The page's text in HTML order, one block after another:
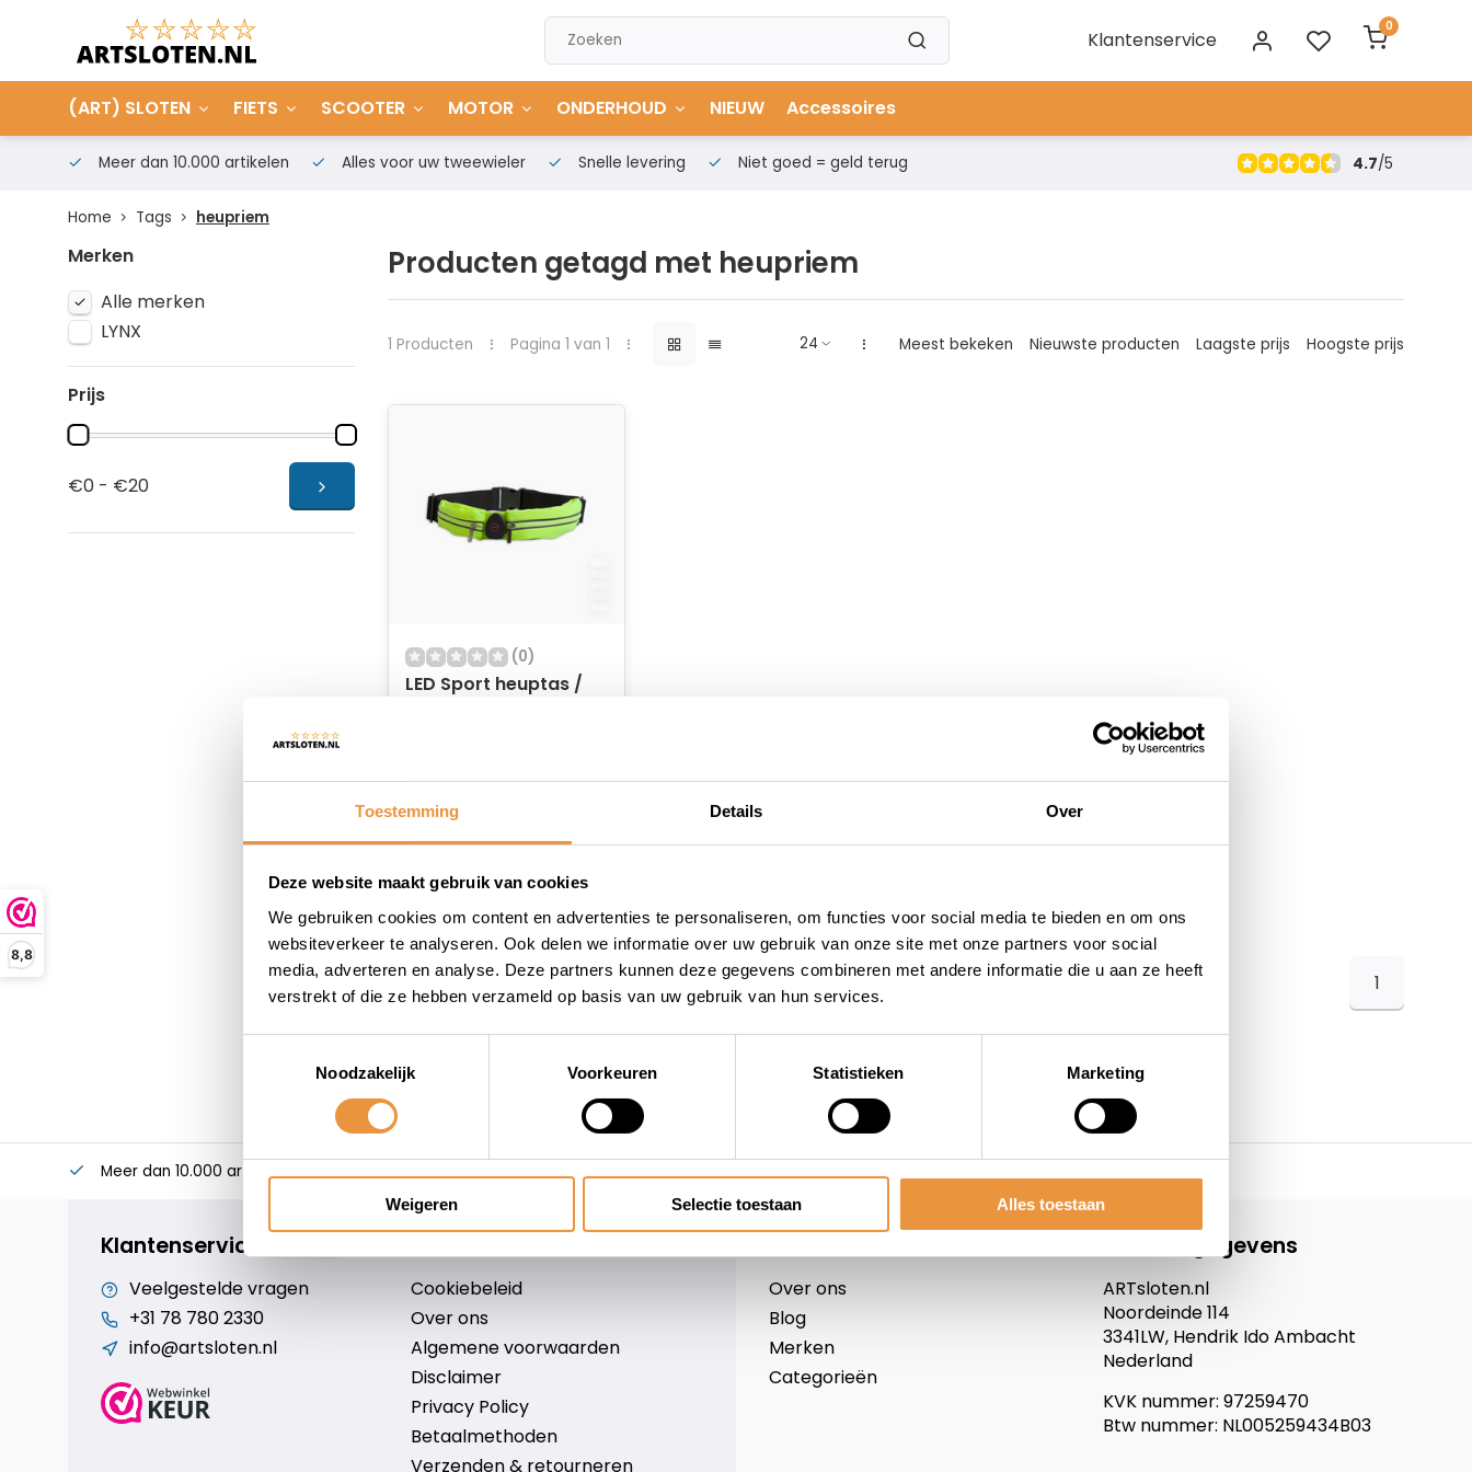
Toestemming Details Over
Deze website maakt gebruik van cookies
We gebruiken cookies om content en advertenties te personaliseren, om functies voor social media te bieden en om ons
websiteverkeer te analyseren. Ook delen we informatie over uw gebruik van onze site met onze partners voor social
media, adverteren en analyse. Deze partners kunnen deze gegevens combineren met andere informatie die u aan ze heeft
verstrekt of die ze hebben verzameld op basis van uw gebruik van hun services.
Noodzakelijk
Voorkeuren Statistieken Marketing
Weigeren Selectie toestaan Alles toestaan
8,8
Klantenservice
0
(ART) SLOTEN FIETS SCOOTER MOTOR ONDERHOUD NIEUW Accessoires
Meer dan 10.000 artikelen Alles voor uw tweewieler Snelle levering Niet goed = geld terug 4.7/5
Home Tags heupriem
Merken
Alle merken
LYNX
Prijs
€0 - €20
Producten getagd met heupriem
1 Producten Pagina 1 van 1 Meest bekeken Nieuwste producten Laagste prijs Hoogste prijs
(0)
LED Sport heuptas /
18,73
1
Meer dan 10.000 artikelen Alles voor uw tweewieler Snelle levering Niet goed = geld terug
Klantenservice
Veelgestelde vragen
+31 78 780 2330
info@artsloten.nl
Cookiebeleid
Over ons
Algemene voorwaarden
Disclaimer
Privacy Policy
Betaalmethoden
Verzenden & retourneren
Over ons
Blog
Merken
Categorieën
Contactgegevens
ARTsloten.nl
Noordeinde 114
3341LW, Hendrik Ido Ambacht
Nederland
KVK nummer: 97259470
Btw nummer: NL005259434B03